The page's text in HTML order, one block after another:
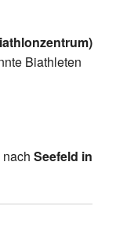
Biathleten
Seefeld in